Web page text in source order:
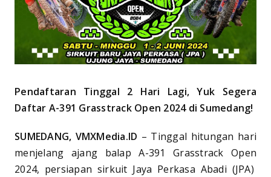
Pendaftaran Tinggal 2 Hari Lagi, Yuk Segera
Daftar A-391 Grasstrack Open 2024 di Sumedang!
SUMEDANG, VMXMedia.ID – Tinggal hitungan hari
menjelang ajang balap A-391 Grasstrack Open
2024, persiapan sirkuit Jaya Perkasa Abadi (JPA)